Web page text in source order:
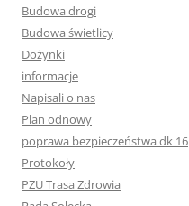
Budowa drogi
Budowa świetlicy
Dożynki
informacje
Napisali o nas
Plan odnowy
poprawa bezpieczeństwa dk 16
Protokoły
PZU Trasa Zdrowia